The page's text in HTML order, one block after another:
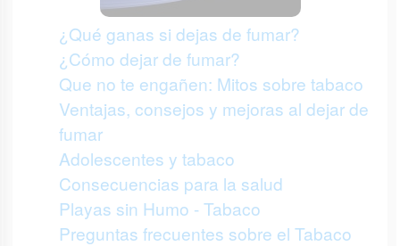
¿Qué ganas si dejas de fumar?
¿Cómo dejar de fumar?
Que no te engañen: Mitos sobre tabaco
Ventajas, consejos y mejoras al dejar de
fumar
Adolescentes y tabaco
Consecuencias para la salud
Playas sin Humo - Tabaco
Preguntas frecuentes sobre el Tabaco